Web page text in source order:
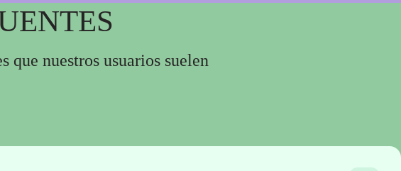
que nuestros usuarios suelen